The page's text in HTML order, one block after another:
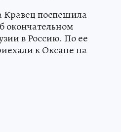
Кравец поспешила
окончательном
в Россию. По ее
к Оксане на